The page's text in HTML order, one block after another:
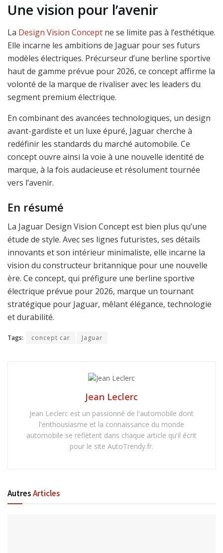
Une vision pour l’avenir
La Design Vision Concept ne se limite pas à l’esthétique.
Elle incarne les ambitions de Jaguar pour ses futurs
modèles électriques. Précurseur d’une berline sportive
haut de gamme prévue pour 2026, ce concept affirme la
volonté de la marque de rivaliser avec les leaders du
segment premium électrique.
En combinant des avancées technologiques, un design
avant-gardiste et un luxe épuré, Jaguar cherche à
redéfinir les standards du marché automobile. Ce
concept ouvre ainsi la voie à une nouvelle identité de
marque, à la fois audacieuse et résolument tournée
vers l’avenir.
En résumé
La Jaguar Design Vision Concept est bien plus qu’une
étude de style. Avec ses lignes futuristes, ses détails
innovants et son intérieur minimaliste, elle incarne la
vision du constructeur britannique pour une nouvelle
ère. Ce concept, qui préfigure une berline sportive
électrique prévue pour 2026, marque un tournant
stratégique pour Jaguar, mêlant élégance, technologie
et durabilité.
Tags: concept car Jaguar
Jean Leclerc
Jean Leclerc est un passionné de l'automobile dont
l'enthousiasme et la connaissance du monde
automobile se reflètent dans chaque article qu'il écrit
pour le site AutoTrendy.fr.
AutresArticles